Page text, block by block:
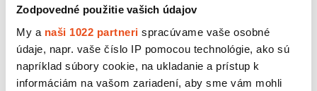
Zodpovedné použitie vašich údajov
My a naši 1022 partneri spracúvame vaše osobné
údaje, napr. vaše číslo IP pomocou technológie, ako sú
napríklad súbory cookie, na ukladanie a prístup k
informáciám na vašom zariadení, aby sme vám mohli